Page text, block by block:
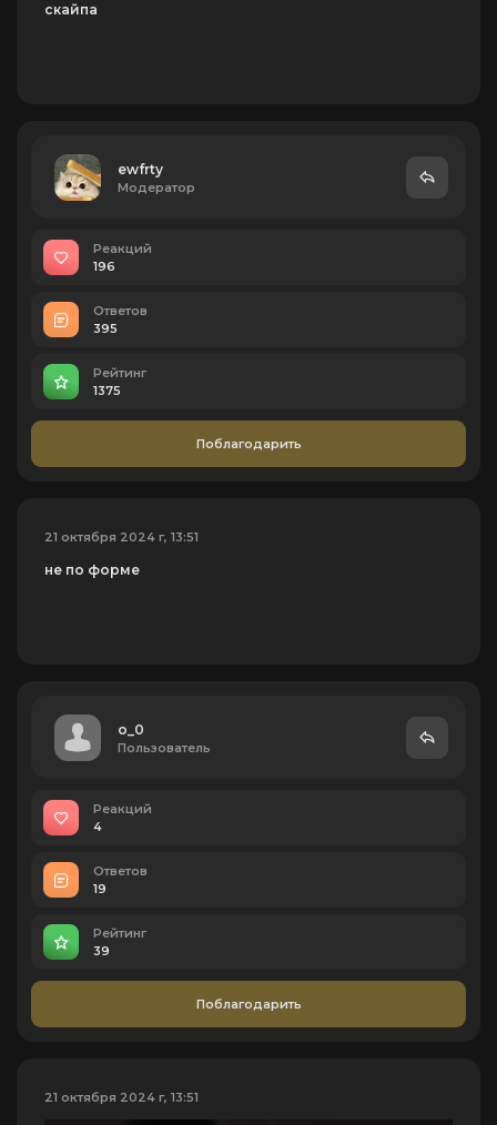
скайпа
ewfrtу
Модератор
Реакций
196
Ответов
395
Рейтинг
1375
Поблагодарить
21 октября 2024 г, 13:51
не по форме
o_0
Пользователь
Реакций
4
Ответов
19
Рейтинг
39
Поблагодарить
21 октября 2024 г, 13:51